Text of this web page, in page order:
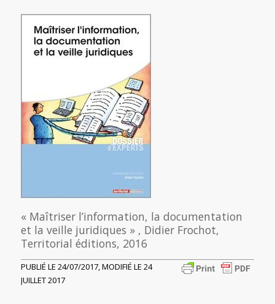
« Maîtriser l’information, la documentation
et la veille juridiques » , Didier Frochot,
Territorial éditions, 2016
PUBLIÉ LE 24/07/2017, MODIFIÉ LE 24
JUILLET 2017